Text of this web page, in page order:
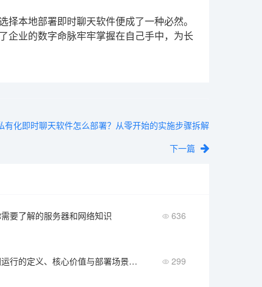
本地部署即时聊天软件便成了一种必然。
企业的数字命脉牢牢掌握在自己手中，为长
有化即时聊天软件怎么部署？从零开始的实施步骤拆解
下一篇
要了解的服务器和网络知识 636
私有化IM无外网运行的定义、核心价值与部署场景全解析 299